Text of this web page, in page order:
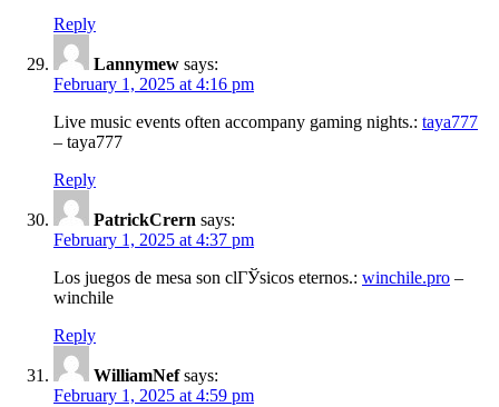
Reply
Lannymew says:
February 1, 2025 at 4:16 pm
Live music events often accompany gaming nights.: taya777
– taya777
Reply
PatrickCrern says:
February 1, 2025 at 4:37 pm
Los juegos de mesa son clГЎsicos eternos.: winchile.pro –
winchile
Reply
WilliamNef says:
February 1, 2025 at 4:59 pm